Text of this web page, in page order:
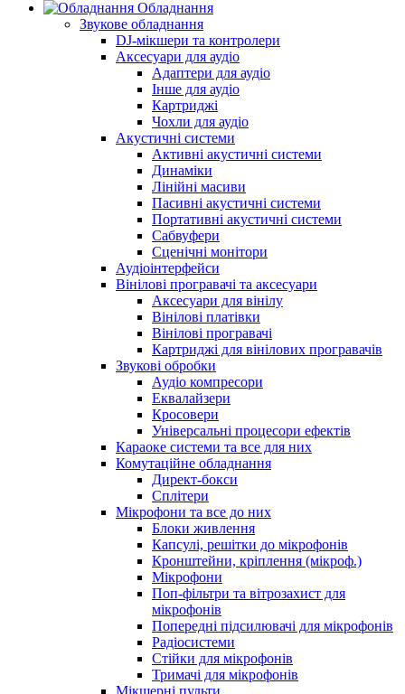
Обладнання
Звукове обладнання
DJ-мікшери та контролери
Аксесуари для аудіо
Адаптери для аудіо
Інше для аудіо
Картриджі
Чохли для аудіо
Акустичні системи
Активні акустичні системи
Динаміки
Лінійні масиви
Пасивні акустичні системи
Портативні акустичні системи
Сабвуфери
Сценічні монітори
Аудіоінтерфейси
Вінілові програвачі та аксесуари
Аксесуари для вінілу
Вінілові платівки
Вінілові програвачі
Картриджі для вінілових програвачів
Звукові обробки
Аудіо компресори
Еквалайзери
Кросовери
Універсальні процесори ефектів
Караоке системи та все для них
Комутаційне обладнання
Директ-бокси
Сплітери
Мікрофони та все до них
Блоки живлення
Капсулі, решітки до мікрофонів
Кронштейни, кріплення (мікроф.)
Мікрофони
Поп-фільтри та вітрозахист для
мікрофонів
Попередні підсилювачі для мікрофонів
Радіосистеми
Стійки для мікрофонів
Тримачі для мікрофонів
Мікшерні пульти